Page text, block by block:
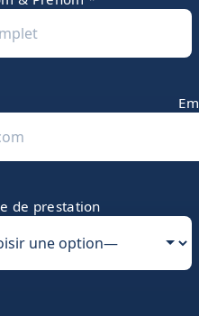
de prestation